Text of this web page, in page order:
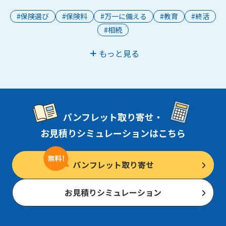
#保険選び #保険料 #万一に備える #教育
#終活
#相続
もっと見る
パンフレット取り寄せ・
お見積りシミュレーションはこちら
パンフレット取り寄せ
お見積りシミュレーション